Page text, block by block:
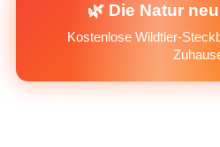
🌿 Die Natur
Kostenlose Wildtier-